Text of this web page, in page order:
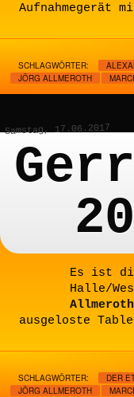
Aufnahmegerät
SCHLAGWÖRTER:
JÖRG ALLMEROTH
Samstag, 17.06.2017
Es ist
Halle/
Allmeroth
ausgeloste
SCHLAGWÖRTER: DER
JÖRG ALLMEROTH